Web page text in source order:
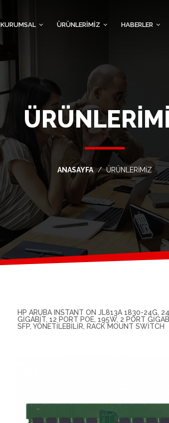
KURUMSAL ÜRÜNLERİMİZ HABERLER
ANASAYFA ÜRÜNLERİMİZ
HP ARUBA INSTANT ON JL813A 1830-24G,
GIGABIT, 12 PORT POE, 195W, 2 PORT
SFP, YÖNETILEBILIR, RACK MOUNT SWITCH